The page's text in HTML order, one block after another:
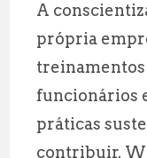
A
própria
treinamentos
funcionários
práticas
contribuir.